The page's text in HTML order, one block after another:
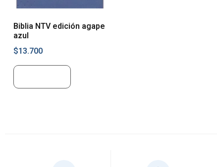
Biblia NTV edición agape
azul
$13.700